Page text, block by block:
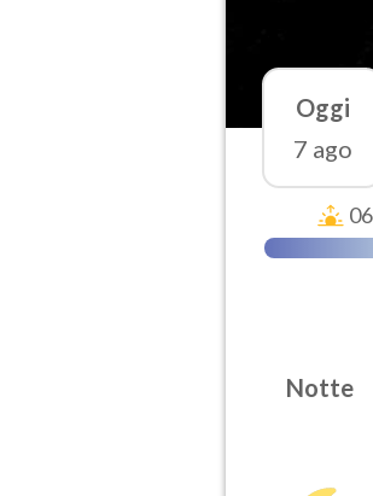
Oggi
7 ago
Notte